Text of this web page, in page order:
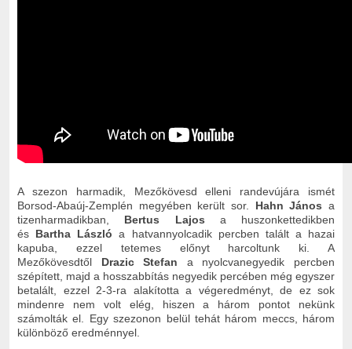
A szezon harmadik, Mezőkövesd elleni randevújára ismét
Borsod-Abaúj-Zemplén megyében került sor.
Hahn János a
tizenharmadikban, Bertus Lajos a huszonkettedikben
és Bartha László a hatvannyolcadik percben talált a hazai
kapuba, ezzel tetemes előnyt harcoltunk ki. A
Mezőkövesdtől Drazic Stefan
a nyolcvanegyedik percben
szépített, majd a hosszabbítás negyedik percében még egyszer
betalált, ezzel 2-3-ra alakította a végeredményt, de ez sok
mindenre nem volt elég, hiszen a három pontot nekünk
számolták el. Egy szezonon belül tehát három meccs, három
különböző eredménnyel.